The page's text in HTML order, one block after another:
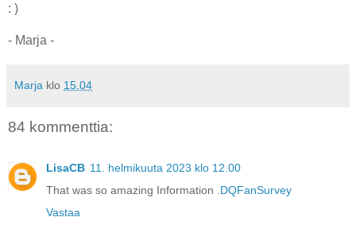
: )
- Marja -
Marja klo 15.04
84 kommenttia:
LisaCB 11. helmikuuta 2023 klo 12.00
That was so amazing Information . DQFanSurvey
Vastaa